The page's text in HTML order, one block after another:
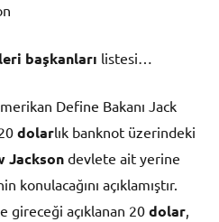
başkanları listesi…
Define Bakanı Jack
dolarlık banknot üzerindeki
Jackson devlete ait yerine
konulacağını açıklamıştır.
gireceği açıklanan 20 dolar,